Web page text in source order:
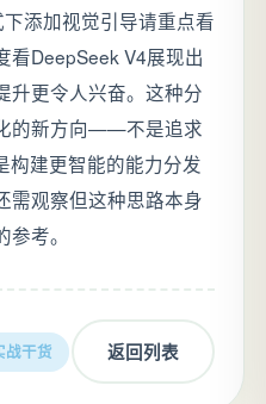
添加视觉引导请重点看
看DeepSeek V4展现出
升更令人兴奋。这种分
的新方向——不是追求
构建更智能的能力分发
需观察但这种思路本身
考。
战干货 返回列表